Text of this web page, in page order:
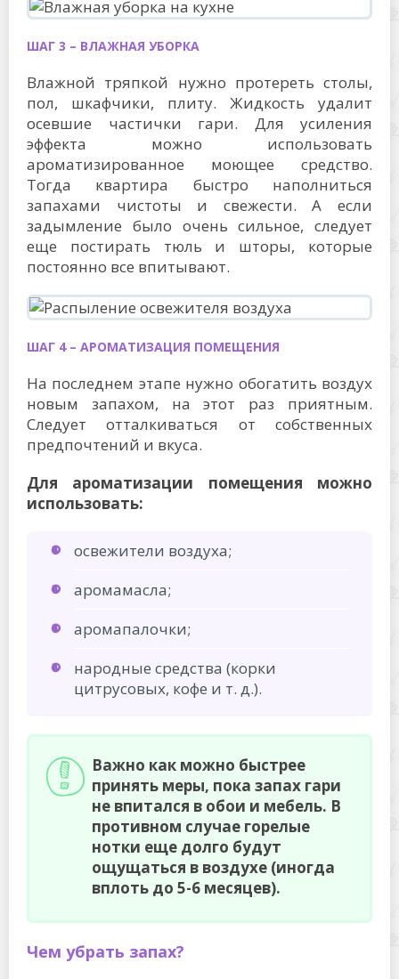
ШАГ 3 – ВЛАЖНАЯ УБОРКА
Влажной тряпкой нужно протереть столы,
пол, шкафчики, плиту. Жидкость удалит
осевшие частички гари. Для усиления
эффекта можно использовать
ароматизированное моющее средство.
Тогда квартира быстро наполниться
запахами чистоты и свежести. А если
задымление было очень сильное, следует
еще постирать тюль и шторы, которые
постоянно все впитывают.
ШАГ 4 – АРОМАТИЗАЦИЯ ПОМЕЩЕНИЯ
На последнем этапе нужно обогатить воздух
новым запахом, на этот раз приятным.
Следует отталкиваться от собственных
предпочтений и вкуса.
Для ароматизации помещения можно
использовать:
освежители воздуха;
аромамасла;
аромапалочки;
народные средства (корки
цитрусовых, кофе и т. д.).
Важно как можно быстрее
принять меры, пока запах гари
не впитался в обои и мебель. В
противном случае горелые
нотки еще долго будут
ощущаться в воздухе (иногда
вплоть до 5-6 месяцев).
Чем убрать запах?